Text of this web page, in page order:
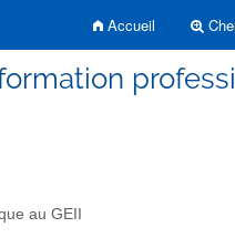
Accueil
au GEII